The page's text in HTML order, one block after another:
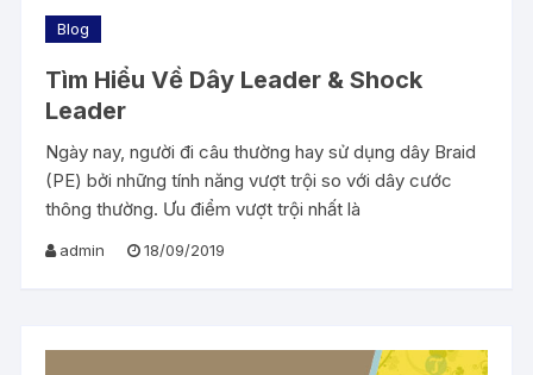
Blog
Tìm Hiểu Về Dây Leader & Shock
Leader
Ngày nay, người đi câu thường hay sử dụng dây Braid
(PE) bởi những tính năng vượt trội so với dây cước
thông thường. Ưu điểm vượt trội nhất là
admin 18/09/2019